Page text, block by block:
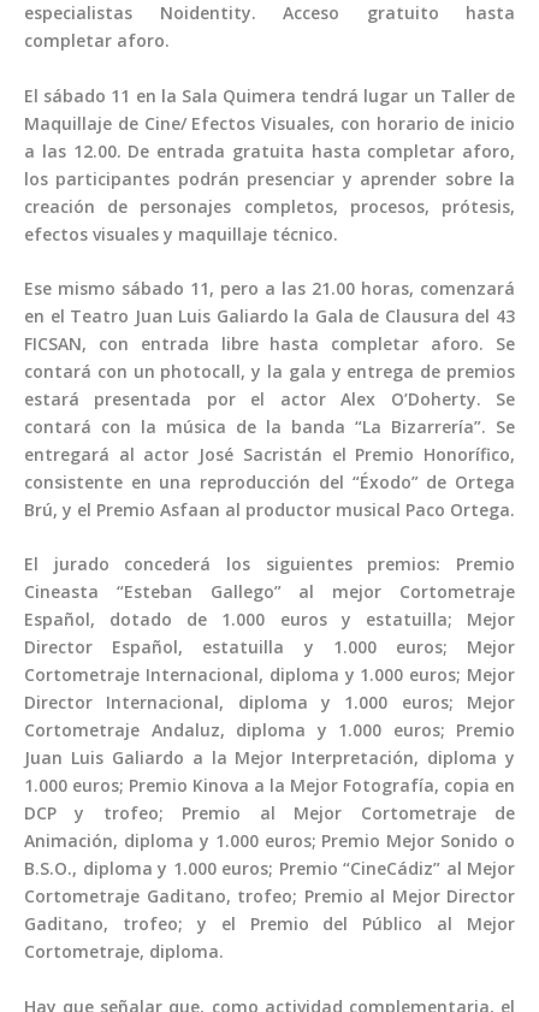
especialistas Noidentity. Acceso gratuito hasta
completar aforo.
El sábado 11 en la Sala Quimera tendrá lugar un Taller de
Maquillaje de Cine/ Efectos Visuales, con horario de inicio
a las 12.00. De entrada gratuita hasta completar aforo,
los participantes podrán presenciar y aprender sobre la
creación de personajes completos, procesos, prótesis,
efectos visuales y maquillaje técnico.
Ese mismo sábado 11, pero a las 21.00 horas, comenzará
en el Teatro Juan Luis Galiardo la Gala de Clausura del 43
FICSAN, con entrada libre hasta completar aforo. Se
contará con un photocall, y la gala y entrega de premios
estará presentada por el actor Alex O’Doherty. Se
contará con la música de la banda “La Bizarrería”. Se
entregará al actor José Sacristán el Premio Honorífico,
consistente en una reproducción del “Éxodo” de Ortega
Brú, y el Premio Asfaan al productor musical Paco Ortega.
El jurado concederá los siguientes premios: Premio
Cineasta “Esteban Gallego” al mejor Cortometraje
Español, dotado de 1.000 euros y estatuilla; Mejor
Director Español, estatuilla y 1.000 euros; Mejor
Cortometraje Internacional, diploma y 1.000 euros; Mejor
Director Internacional, diploma y 1.000 euros; Mejor
Cortometraje Andaluz, diploma y 1.000 euros; Premio
Juan Luis Galiardo a la Mejor Interpretación, diploma y
1.000 euros; Premio Kinova a la Mejor Fotografía, copia en
DCP y trofeo; Premio al Mejor Cortometraje de
Animación, diploma y 1.000 euros; Premio Mejor Sonido o
B.S.O., diploma y 1.000 euros; Premio “CineCádiz” al Mejor
Cortometraje Gaditano, trofeo; Premio al Mejor Director
Gaditano, trofeo; y el Premio del Público al Mejor
Cortometraje, diploma.
Hay que señalar que, como actividad complementaria, el